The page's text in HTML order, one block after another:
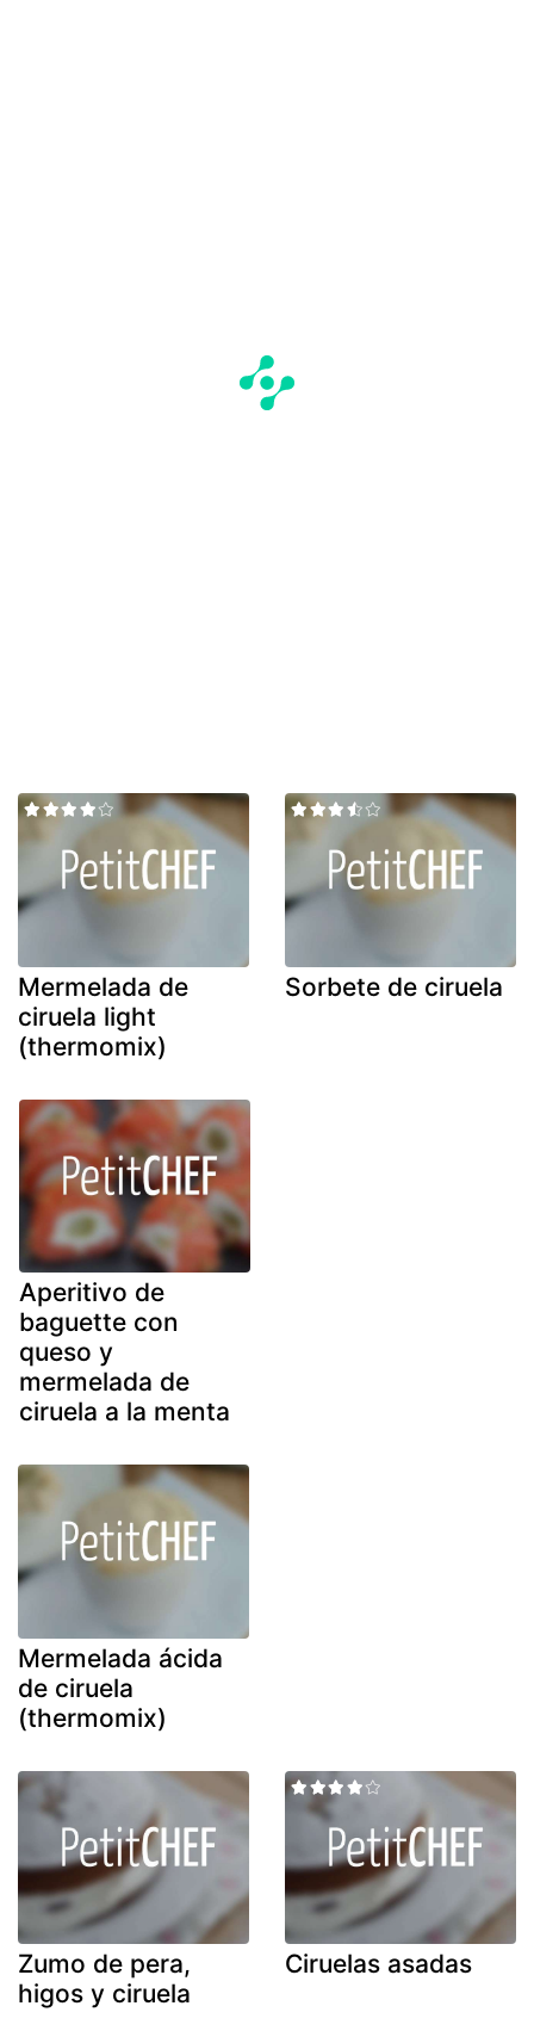
Mermelada de
ciruela light
(thermomix)
Sorbete de ciruela
Aperitivo de
baguette con
queso y
mermelada de
ciruela a la menta
Mermelada ácida
de ciruela
(thermomix)
Zumo de pera,
higos y ciruela
Ciruelas asadas